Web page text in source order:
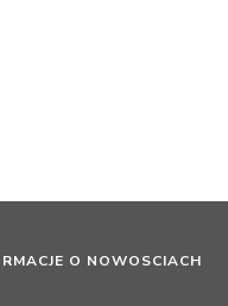
O NOWOSCIACH